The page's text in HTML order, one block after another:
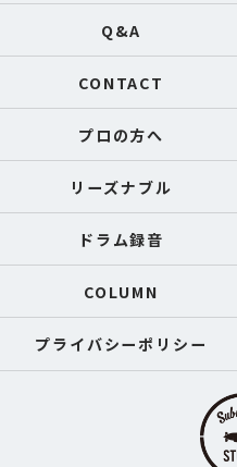
Q&A
CONTACT
プロの方へ
リーズナブル
ドラム録音
COLUMN
プライバシーポリシー